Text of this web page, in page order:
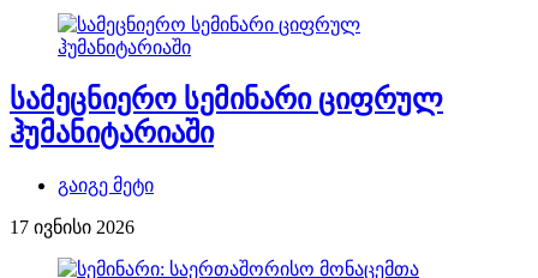
სამეცნიერო სემინარი ციფრულ
ჰუმანიტარიაში
გაიგე მეტი
17 ივნისი 2026